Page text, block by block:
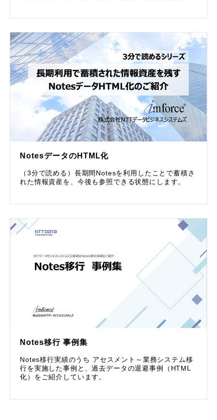
NotesデータのHTML化
（3分で読める）長期間Notesを利用したことで蓄積さ
れた情報資産を、今後も参照できる状態にします。
Notes移行 事例集
Notes移行実績のうち アセスメント～業務システム移
行を実施した事例と、過去データの退避事例（HTML
化）をご紹介しています。